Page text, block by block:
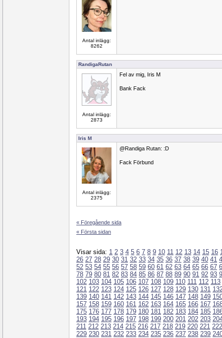
Antal inlägg:
8262
RandigaRutan
Antal inlägg:
2873
Fel av mig, Iris M
Bank Fack
Iris M
Antal inlägg:
2375
@Randiga Rutan: :D
Fack Förbund
« Föregående sida
« Första sidan
Visar sida: 1 2 3 4 5 6 7 8 9 10 11 12 13 14 15 16
26 27 28 29 30 31 32 33 34 35 36 37 38 39 40 41
52 53 54 55 56 57 58 59 60 61 62 63 64 65 66 67
78 79 80 81 82 83 84 85 86 87 88 89 90 91 92 93
102 103 104 105 106 107 108 109 110 111 112 113
121 122 123 124 125 126 127 128 129 130 131
139 140 141 142 143 144 145 146 147 148 149
157 158 159 160 161 162 163 164 165 166 167
175 176 177 178 179 180 181 182 183 184 185
193 194 195 196 197 198 199 200 201 202 203
211 212 213 214 215 216 217 218 219 220 221 222
229 230 231 232 233 234 235 236 237 238 239